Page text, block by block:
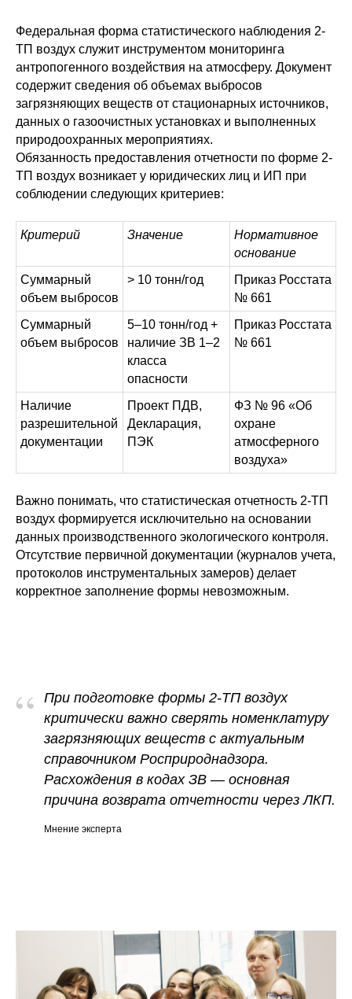
Федеральная форма статистического наблюдения 2-
ТП воздух служит инструментом мониторинга
антропогенного воздействия на атмосферу. Документ
содержит сведения об объемах выбросов
загрязняющих веществ от стационарных источников,
данных о газоочистных установках и выполненных
природоохранных мероприятиях.
Обязанность предоставления отчетности по форме 2-
ТП воздух возникает у юридических лиц и ИП при
соблюдении следующих критериев:
Критерий Значение
Нормативное
основание
Суммарный
объем выбросов
> 10 тонн/год
Приказ Росстата
№ 661
Суммарный
объем выбросов
5–10 тонн/год +
наличие ЗВ 1–2
класса
опасности
Приказ Росстата
№ 661
Наличие
разрешительной
документации
Проект ПДВ,
Декларация,
ПЭК
ФЗ № 96 «Об
охране
атмосферного
воздуха»
Важно понимать, что статистическая отчетность 2-ТП
воздух формируется исключительно на основании
данных производственного экологического контроля.
Отсутствие первичной документации (журналов учета,
протоколов инструментальных замеров) делает
корректное заполнение формы невозможным.
“
При подготовке формы 2-ТП воздух
критически важно сверять номенклатуру
загрязняющих веществ с актуальным
справочником Росприроднадзора.
Расхождения в кодах ЗВ — основная
причина возврата отчетности через ЛКП.
Мнение эксперта